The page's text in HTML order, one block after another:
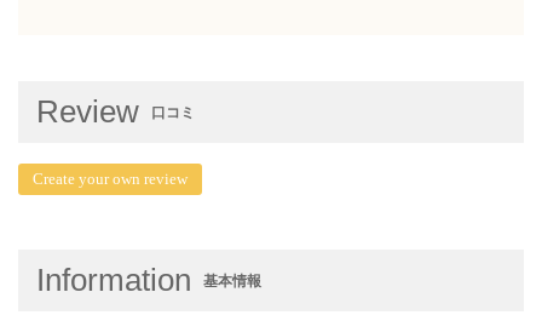
Review 口コミ
Create your own review
Information 基本情報